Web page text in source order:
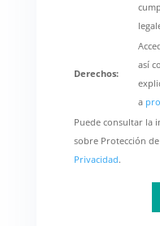
Derechos:
así
a
Puede consultar la
sobre Protección
Privacidad.